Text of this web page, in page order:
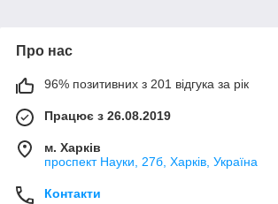
Про нас
96% позитивних з 201 відгука за рік
Працює з 26.08.2019
м. Харків
проспект Науки, 27б, Харків, Україна
Контакти